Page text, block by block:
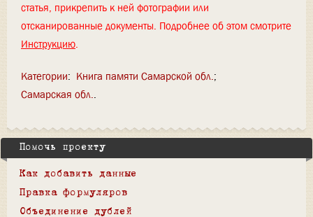
статья, прикрепить к ней фотографии или
отсканированные документы. Подробнее об этом смотрите
Инструкцию.
Категории: Книга памяти Самарской обл.
Самарская обл.
Помочь проекту
Как добавить данные
Правка формуляров
Объединение дублей